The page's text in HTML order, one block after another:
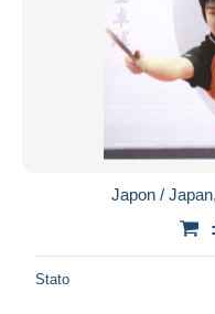
Japon /
Stato